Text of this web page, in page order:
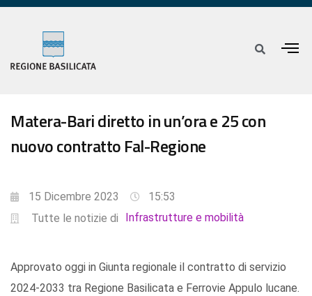
Matera-Bari diretto in un’ora e 25 con
nuovo contratto Fal-Regione
15 Dicembre 2023
15:53
Tutte le notizie di
Infrastrutture e mobilità
Approvato oggi in Giunta regionale il contratto di servizio
2024-2033 tra Regione Basilicata e Ferrovie Appulo lucane.